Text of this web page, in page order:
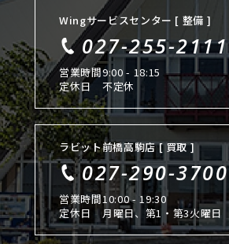
Wingサービスセンター [ 整備 ]
027-255-2111
営業時間9:00 - 18:15
定休日
不定休
ラビット前橋高駒店 [ 買取 ]
027-290-3700
営業時間10:00 - 19:30
定休日
月曜日、第1・第3火曜日